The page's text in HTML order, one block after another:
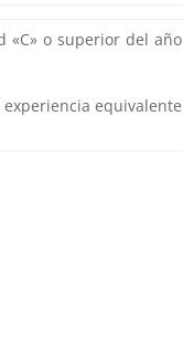
«C» o superior del año
equivalente